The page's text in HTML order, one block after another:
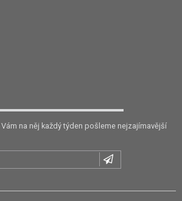
na něj každý týden pošleme nejzajímavější